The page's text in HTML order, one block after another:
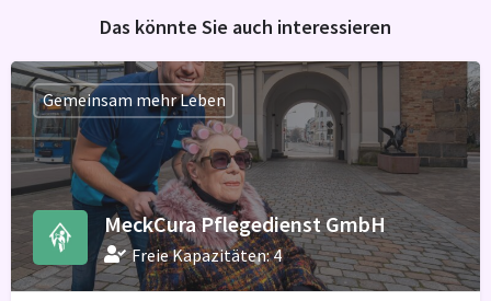
Das könnte Sie auch interessieren
MeckCura Pflegedienst GmbH
Freie Kapazitäten: 4
Gemeinsam mehr Leben